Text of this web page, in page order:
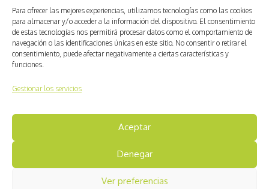
Para ofrecer las mejores experiencias, utilizamos tecnologías como las cookies
para almacenar y/o acceder a la información del dispositivo. El consentimiento
de estas tecnologías nos permitirá procesar datos como el comportamiento de
navegación o las identificaciones únicas en este sitio. No consentir o retirar el
consentimiento, puede afectar negativamente a ciertas características y
funciones.
Gestionar los servicios
Aceptar
Denegar
Ver preferencias